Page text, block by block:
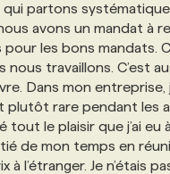
qui partons
avons un mandat à
les bons mandats.
travaillons. C’est
Dans mon entreprise,
plutôt rare pendant les
tout le plaisir que j’ai
de mon temps en
l’étranger. Je n’étais